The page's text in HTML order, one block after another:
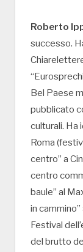
Roberto
successo.
Bel Paese
pubblicato
culturali. Ha
Roma
centro” a
centro
baule” al
in
Festival
del brutto